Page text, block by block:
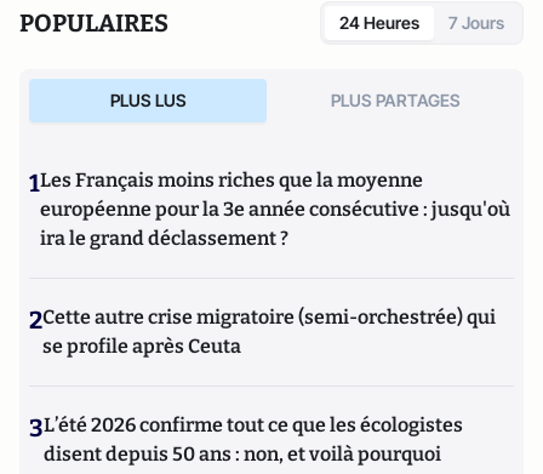
POPULAIRES 24 Heures 7 Jours
PLUS LUS PLUS PARTAGES
1Les Français moins riches que la moyenne
européenne pour la 3e année consécutive : jusqu'où
ira le grand déclassement ?
2Cette autre crise migratoire (semi-orchestrée) qui
se profile après Ceuta
3L’été 2026 confirme tout ce que les écologistes
disent depuis 50 ans : non, et voilà pourquoi